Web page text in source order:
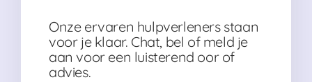
Onze ervaren hulpverleners staan
voor je klaar. Chat, bel of meld je
aan voor een luisterend oor of
advies.